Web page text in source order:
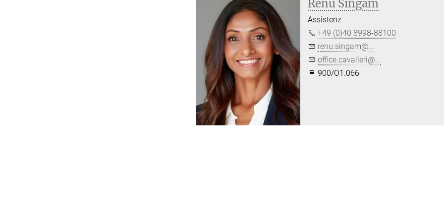
Renu Singam
Assistenz
+49 (0)40 8998-88100
renu.singam@...
office.cavalleri@...
900/O1.066